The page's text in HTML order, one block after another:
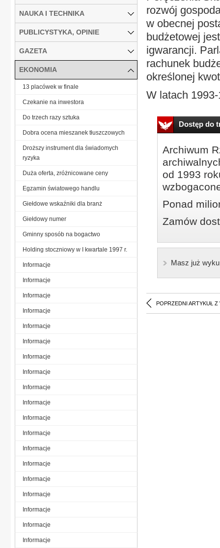
rozwój
w obecnej
budżetowej
igwarancji.
rachunek
określonej
W latach
Dostęp do
Archiwum
od 1993
Ponad
Zamów
Masz już
POPRZEDNI ARTYKUŁ Z
NAUKA I TECHNIKA
PUBLICYSTYKA, OPINIE
GAZETA
EKONOMIA
13 placówek w finale
Czekanie na inwestora
Do trzech razy sztuka
Dobra ocena mieszanek tłuszczowych
Droższy instrument dla świadomych
ryzyka
Duża oferta, zróżnicowane ceny
Egzamin światowego handlu
Giełdowe wskaźniki dla branż
Giełdowy numer
Gminny sposób na bogactwo
Holding stoczniowy w I kwartale 1997 r.
Informacje
Informacje
Informacje
Informacje
Informacje
Informacje
Informacje
Informacje
Informacje
Informacje
Informacje
Informacje
Informacje
Informacje
Informacje
Informacje
Informacje
Informacje
Informacje